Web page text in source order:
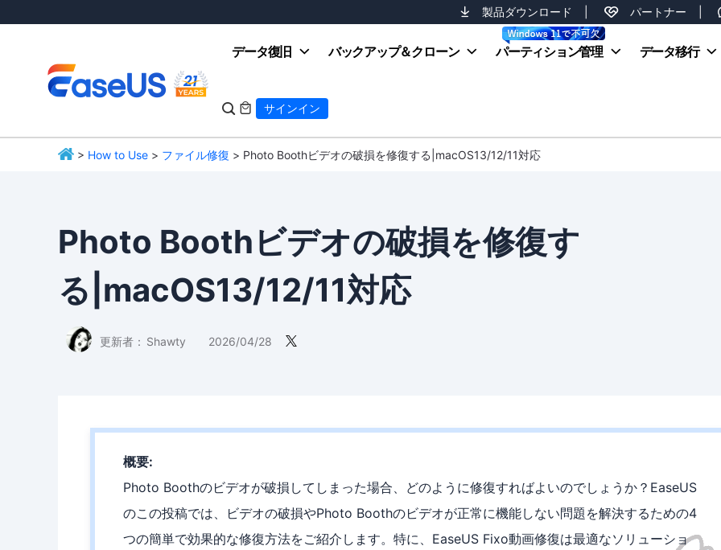
製品ダウンロード パートナー
データ復旧 バックアップ＆クローン パーティション管理 データ移行
  サインイン
> How to Use > ファイル修復 > Photo Boothビデオの破損を修復する|macOS13/12/11対応
Photo Boothビデオの破損を修復す
る|macOS13/12/11対応
更新者： Shawty 2026/04/28 
概要:
Photo Boothのビデオが破損してしまった場合、どのように修復すればよいのでしょうか？EaseUS
のこの投稿では、ビデオの破損やPhoto Boothのビデオが正常に機能しない問題を解決するための4
つの簡単で効果的な修復方法をご紹介します。特に、EaseUS Fixo動画修復は最適なソリューショ